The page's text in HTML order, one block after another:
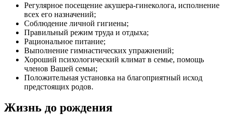
Регулярное посещение акушера-гинеколога, исполнение
всех его назначений;
Соблюдение личной гигиены;
Правильный режим труда и отдыха;
Рациональное питание;
Выполнение гимнастических упражнений;
Хороший психологический климат в семье, помощь
членов Вашей семьи;
Положительная установка на благоприятный исход
предстоящих родов.
Жизнь до рождения